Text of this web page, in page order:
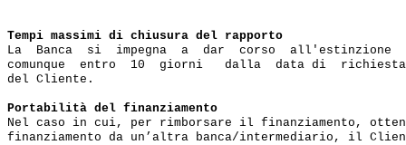
Tempi massimi di chiusura del rapporto
La  Banca  si  impegna  a  dar  corso  all'estinzione
comunque  entro  10  giorni   dalla  data di
del Cliente.
Portabilità del finanziamento
Nel caso in cui, per rimborsare il finanziamento,
finanziamento da un’altra banca/intermediario, il